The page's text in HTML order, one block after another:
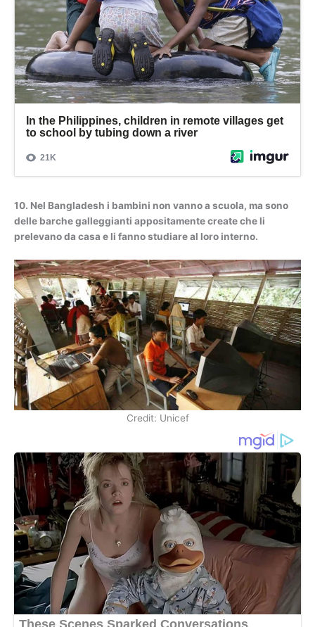
10. Nel Bangladesh i bambini non vanno a scuola, ma sono
delle barche galleggianti appositamente create che li
prelevano da casa e li fanno studiare al loro interno.
Credit: Unicef